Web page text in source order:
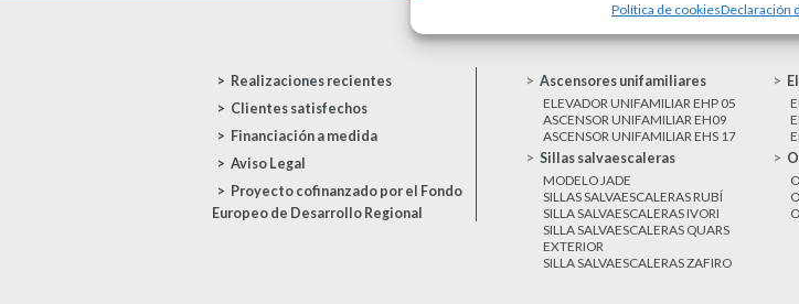
Política de cookiesDeclaración
Realizaciones recientes
Clientes satisfechos
Financiación a medida
Aviso Legal
Proyecto cofinanzado por el Fondo
Europeo de Desarrollo Regional
Ascensores unifamiliares
ELEVADOR UNIFAMILIAR EHP 05
ASCENSOR UNIFAMILIAR EH09
ASCENSOR UNIFAMILIAR EHS 17
Sillas salvaescaleras
MODELO JADE
SILLAS SALVAESCALERAS RUBÍ
SILLA SALVAESCALERAS IVORI
SILLA SALVAESCALERAS QUARS
EXTERIOR
SILLA SALVAESCALERAS ZAFIRO